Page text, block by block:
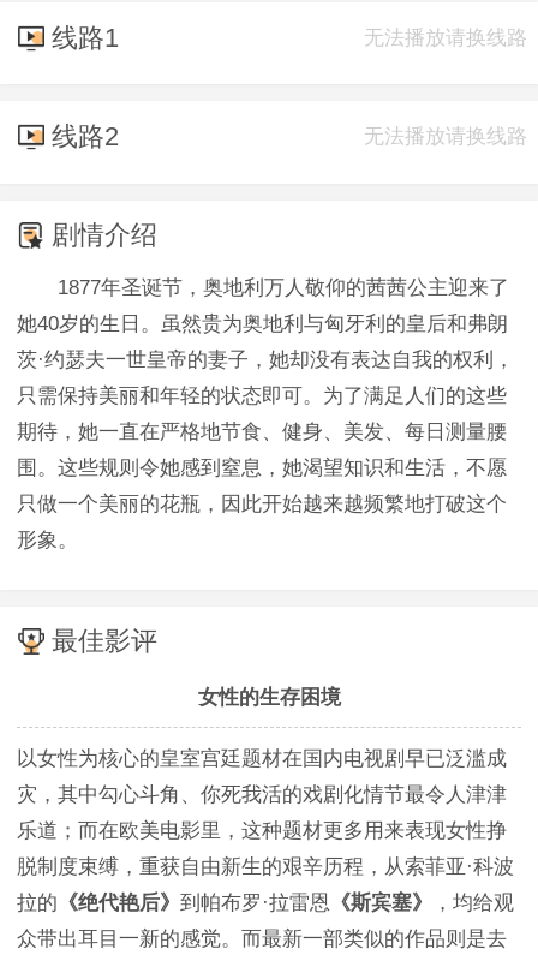
线路1 无法播放请换线路
线路2 无法播放请换线路
剧情介绍
1877年圣诞节，奥地利万人敬仰的茜茜公主迎来了
她40岁的生日。虽然贵为奥地利与匈牙利的皇后和弗朗
茨·约瑟夫一世皇帝的妻子，她却没有表达自我的权利，
只需保持美丽和年轻的状态即可。为了满足人们的这些
期待，她一直在严格地节食、健身、美发、每日测量腰
围。这些规则令她感到窒息，她渴望知识和生活，不愿
只做一个美丽的花瓶，因此开始越来越频繁地打破这个
形象。
最佳影评
女性的生存困境
以女性为核心的皇室宫廷题材在国内电视剧早已泛滥成
灾，其中勾心斗角、你死我活的戏剧化情节最令人津津
乐道；而在欧美电影里，这种题材更多用来表现女性挣
脱制度束缚，重获自由新生的艰辛历程，从索菲亚·科波
拉的 《绝代艳后》 到帕布罗·拉雷恩 《斯宾塞》
，均给观
众带出耳目一新的感觉。而最新一部类似的作品则是去